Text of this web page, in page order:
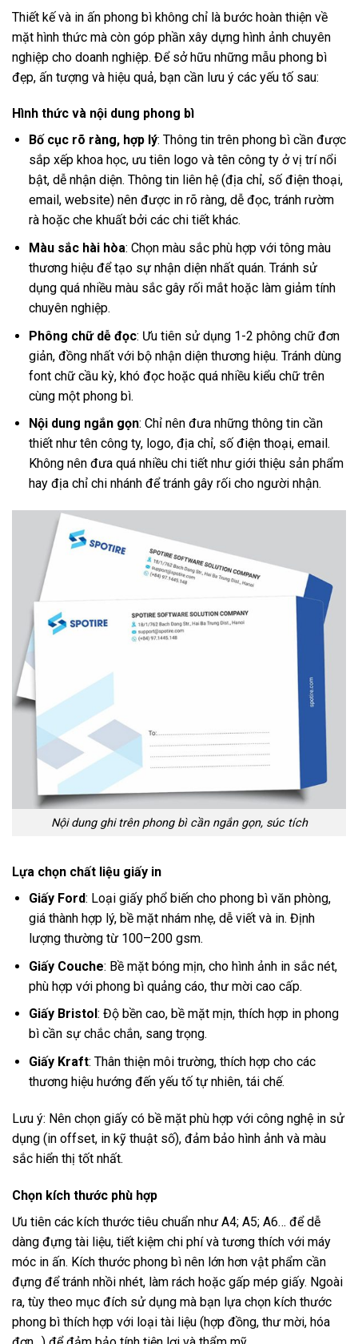
Thiết kế và in ấn phong bì không chỉ là bước hoàn thiện về
mặt hình thức mà còn góp phần xây dựng hình ảnh chuyên
nghiệp cho doanh nghiệp. Để sở hữu những mẫu phong bì
đẹp, ấn tượng và hiệu quả, bạn cần lưu ý các yếu tố sau:
Hình thức và nội dung phong bì
Bố cục rõ ràng, hợp lý: Thông tin trên phong bì cần được
sắp xếp khoa học, ưu tiên logo và tên công ty ở vị trí nổi
bật, dễ nhận diện. Thông tin liên hệ (địa chỉ, số điện thoại,
email, website) nên được in rõ ràng, dễ đọc, tránh rườm
rà hoặc che khuất bởi các chi tiết khác.
Màu sắc hài hòa: Chọn màu sắc phù hợp với tông màu
thương hiệu để tạo sự nhận diện nhất quán. Tránh sử
dụng quá nhiều màu sắc gây rối mắt hoặc làm giảm tính
chuyên nghiệp.
Phông chữ dễ đọc: Ưu tiên sử dụng 1-2 phông chữ đơn
giản, đồng nhất với bộ nhận diện thương hiệu. Tránh dùng
font chữ cầu kỳ, khó đọc hoặc quá nhiều kiểu chữ trên
cùng một phong bì.
Nội dung ngắn gọn: Chỉ nên đưa những thông tin cần
thiết như tên công ty, logo, địa chỉ, số điện thoại, email.
Không nên đưa quá nhiều chi tiết như giới thiệu sản phẩm
hay địa chỉ chi nhánh để tránh gây rối cho người nhận.
Nội dung ghi trên phong bì cần ngắn gọn, súc tích
Lựa chọn chất liệu giấy in
Giấy Ford: Loại giấy phổ biến cho phong bì văn phòng,
giá thành hợp lý, bề mặt nhám nhẹ, dễ viết và in. Định
lượng thường từ 100–200 gsm.
Giấy Couche: Bề mặt bóng mịn, cho hình ảnh in sắc nét,
phù hợp với phong bì quảng cáo, thư mời cao cấp.
Giấy Bristol : Độ bền cao, bề mặt mịn, thích hợp in phong
bì cần sự chắc chắn, sang trọng.
Giấy Kraft: Thân thiện môi trường, thích hợp cho các
thương hiệu hướng đến yếu tố tự nhiên, tái chế.
Lưu ý: Nên chọn giấy có bề mặt phù hợp với công nghệ in sử
dụng (in offset, in kỹ thuật số), đảm bảo hình ảnh và màu
sắc hiển thị tốt nhất.
Chọn kích thước phù hợp
Ưu tiên các kích thước tiêu chuẩn như A4; A5; A6… để dễ
dàng đựng tài liệu, tiết kiệm chi phí và tương thích với máy
móc in ấn. Kích thước phong bì nên lớn hơn vật phẩm cần
đựng để tránh nhồi nhét, làm rách hoặc gấp mép giấy. Ngoài
ra, tùy theo mục đích sử dụng mà bạn lựa chọn kích thước
phong bì thích hợp với loại tài liệu (hợp đồng, thư mời, hóa